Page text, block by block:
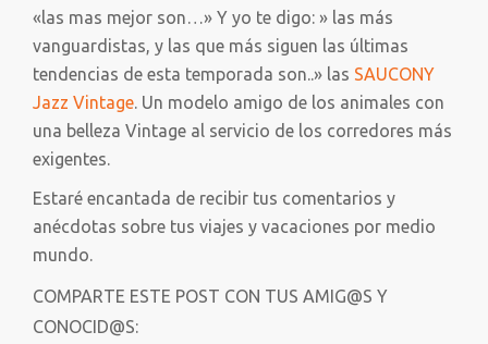
«las mas mejor son…» Y yo te digo: » las más
vanguardistas, y las que más siguen las últimas
tendencias de esta temporada son..» las SAUCONY
Jazz Vintage. Un modelo amigo de los animales con
una belleza Vintage al servicio de los corredores más
exigentes.
Estaré encantada de recibir tus comentarios y
anécdotas sobre tus viajes y vacaciones por medio
mundo.
COMPARTE ESTE POST CON TUS AMIG@S Y
CONOCID@S: